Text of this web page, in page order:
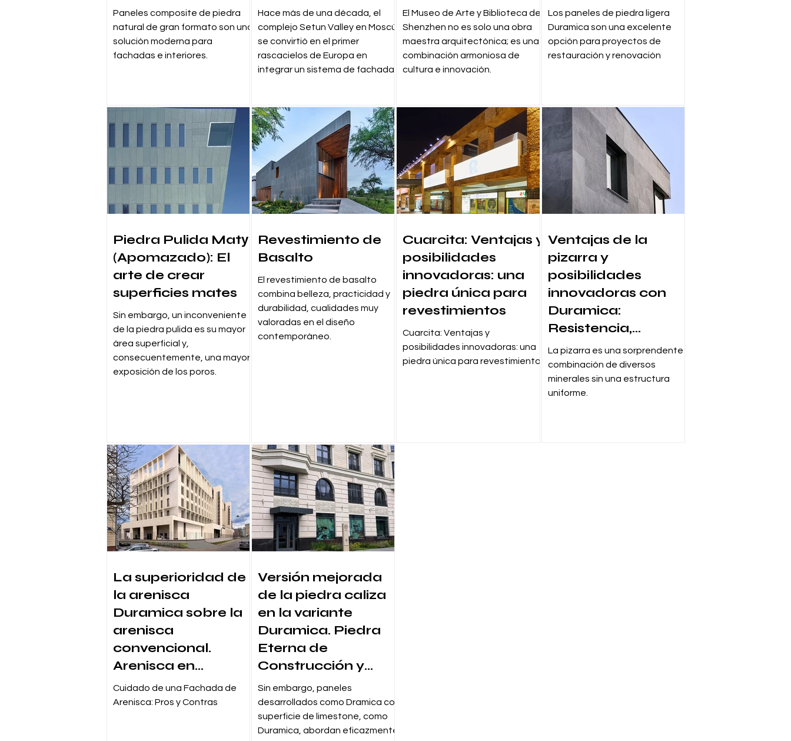
interiores
Paneles composite de piedra
natural de gran formato son una
solución moderna para
fachadas e interiores.
Ventilada de
Mármol Natural —
Complejo Setun
Valley en Moscú
Hace más de una década, el
complejo Setun Valley en Moscú
se convirtió en el primer
rascacielos de Europa en
integrar un sistema de fachada
Aluminio de Nido de
Abeja DuraMet -
Revestimiento de
Piedra Natural
El Museo de Arte y Biblioteca de
Shenzhen no es solo una obra
maestra arquitectónica; es una
combinación armoniosa de
cultura e innovación.
Los paneles de piedra ligera
Duramica son una excelente
opción para proyectos de
restauración y renovación
Piedra Pulida Matу
(Apomazado): El
arte de crear
superficies mates
Sin embargo, un inconveniente
de la piedra pulida es su mayor
área superficial y,
consecuentemente, una mayor
exposición de los poros.
Revestimiento de
Basalto
El revestimiento de basalto
combina belleza, practicidad y
durabilidad, cualidades muy
valoradas en el diseño
contemporáneo.
Cuarcita: Ventajas y
posibilidades
innovadoras: una
piedra única para
revestimientos
Cuarcita: Ventajas y
posibilidades innovadoras: una
piedra única para revestimientos
Ventajas de la
pizarra y
posibilidades
innovadoras con
Duramica:
Resistencia,
Durabilidad y
Estética en una
Solución
La pizarra es una sorprendente
combinación de diversos
minerales sin una estructura
uniforme.
La superioridad de
la arenisca
Duramica sobre la
arenisca
convencional.
Arenisca en
Construcción:
Explorando
Cuidado de una Fachada de
Arenisca: Pros y Contras
Versión mejorada
de la piedra caliza
en la variante
Duramica. Piedra
Eterna de
Construcción y
Estética
Sin embargo, paneles
desarrollados como Dramica con
superficie de limestone, como
Duramica, abordan eficazmente